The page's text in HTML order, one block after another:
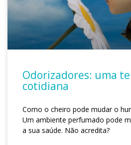
Odorizadores: uma
cotidiana
Como o cheiro pode mudar o
Um ambiente perfumado pode
a sua saúde. Não acredita?